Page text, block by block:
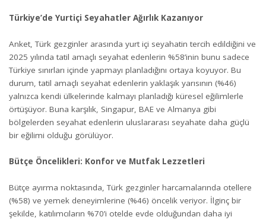
Türkiye’de Yurtiçi Seyahatler Ağırlık Kazanıyor
Anket, Türk gezginler arasında yurt içi seyahatin tercih edildiğini ve
2025 yılında tatil amaçlı seyahat edenlerin %58’inin bunu sadece
Türkiye sınırları içinde yapmayı planladığını ortaya koyuyor. Bu
durum, tatil amaçlı seyahat edenlerin yaklaşık yarısının (%46)
yalnızca kendi ülkelerinde kalmayı planladığı küresel eğilimlerle
örtüşüyor. Buna karşılık, Singapur, BAE ve Almanya gibi
bölgelerden seyahat edenlerin uluslararası seyahate daha güçlü
bir eğilimi olduğu görülüyor.
Bütçe Öncelikleri: Konfor ve Mutfak Lezzetleri
Bütçe ayırma noktasında, Türk gezginler harcamalarında otellere
(%58) ve yemek deneyimlerine (%46) öncelik veriyor. İlginç bir
şekilde, katılımcıların %70’i otelde evde olduğundan daha iyi